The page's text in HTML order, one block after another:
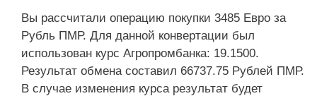
Вы рассчитали операцию покупки 3485 Евро за
Рубль ПМР. Для данной конвертации был
использован курс Агропромбанка: 19.1500.
Результат обмена составил 66737.75 Рублей ПМР.
В случае изменения курса результат будет